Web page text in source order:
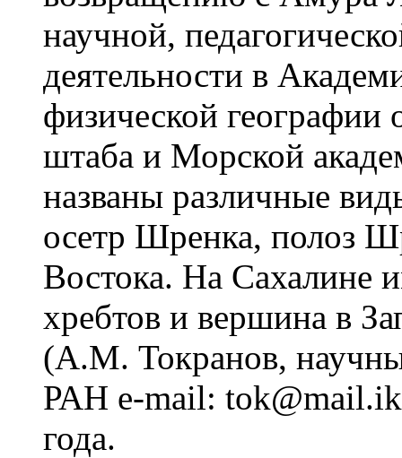
научной,
деятельности в
физической географии
штаба и Морской
названы различные
осетр Шренка, полоз
Востока. На Сахалине
хребтов и вершина в
(А.М. Токранов,
РАН e-mail:
года.